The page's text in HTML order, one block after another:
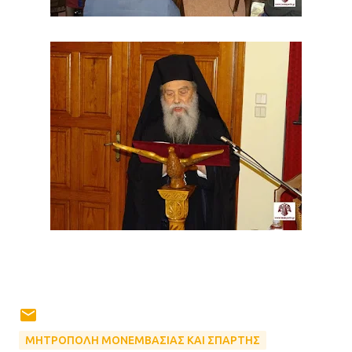
ΜΗΤΡΟΠΟΛΗ ΜΟΝΕΜΒΑΣΙΑΣ ΚΑΙ ΣΠΑΡΤΗΣ